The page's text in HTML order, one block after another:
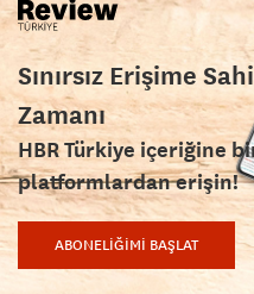
Sınırsız Erişime
Zamanı
HBR Türkiye içeriğine
platformlardan erişin!
ABONELİĞİMİ BAŞLAT